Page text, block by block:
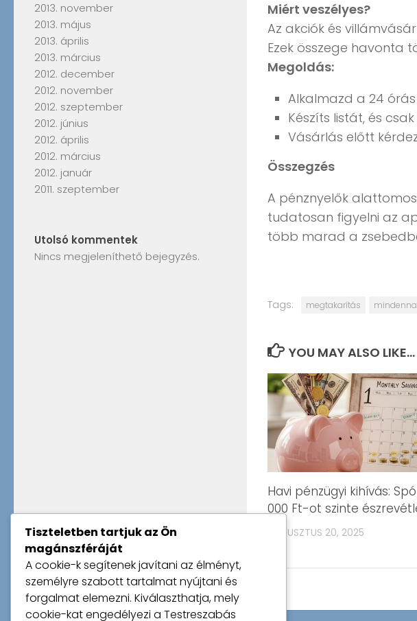
Miért veszélyes?
Az akciók és
Ezek összege havonta
Megoldás:
Alkalmazd a 24
Készíts listát, és
Vásárlás előtt
Összegzés
A pénznyelők
tudatosan figyelni az
több marad a
Tags: megtakarítás
YOU MAY ALSO LIKE...
Havi pénzügyi kihívás:
000 Ft-ot szinte
AUGUSZTUS 20, 2025
2013. november
2013. május
2013. április
2013. március
2012. december
2012. november
2012. szeptember
2012. június
2012. április
2012. március
2012. január
2011. szeptember
Utolsó kommentek
Nincs megjeleníthető bejegyzés.
Tiszteletben tartjuk az Ön
magánszféráját
A cookie-k segítenek javítani az élményt,
személyre szabott tartalmat nyújtani és
forgalmat elemezni. Kiválaszthatja, mely
cookie-kat engedélyezi a Testreszabás